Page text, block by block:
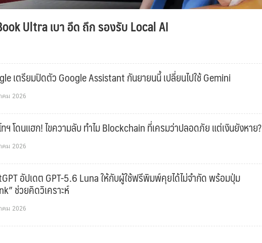
Ultra เบา อึด ถึก รองรับ Local AI
เตรียมปิดตัว Google Assistant กันยายนนี้ เปลี่ยนไปใช้ Gemini
คม 2026
ฯ โดนแฮก! ไขความลับ ทำไม Blockchain ที่เครมว่าปลอดภัย แต่เงินยังหาย?
คม 2026
อัปเดต GPT-5.6 Luna ให้กับผู้ใช้ฟรีพิมพ์คุยได้ไม่จำกัด พร้อมปุ่ม
ช่วยคิดวิเคราะห์
คม 2026